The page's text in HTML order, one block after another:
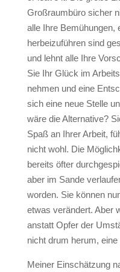
Großraumbüro sicher
alle Ihre Bemühungen,
herbeizuführen sind
und lehnt alle Ihre
Sie Ihr Glück im
nehmen und eine
sich eine neue Stelle
wäre die Alternative?
Spaß an Ihrer Arbeit,
nicht wohl. Die
bereits öfter
aber im Sande
worden. Sie können
etwas verändert. Aber
anstatt Opfer der
nicht drum herum,
Meiner Einschätzung